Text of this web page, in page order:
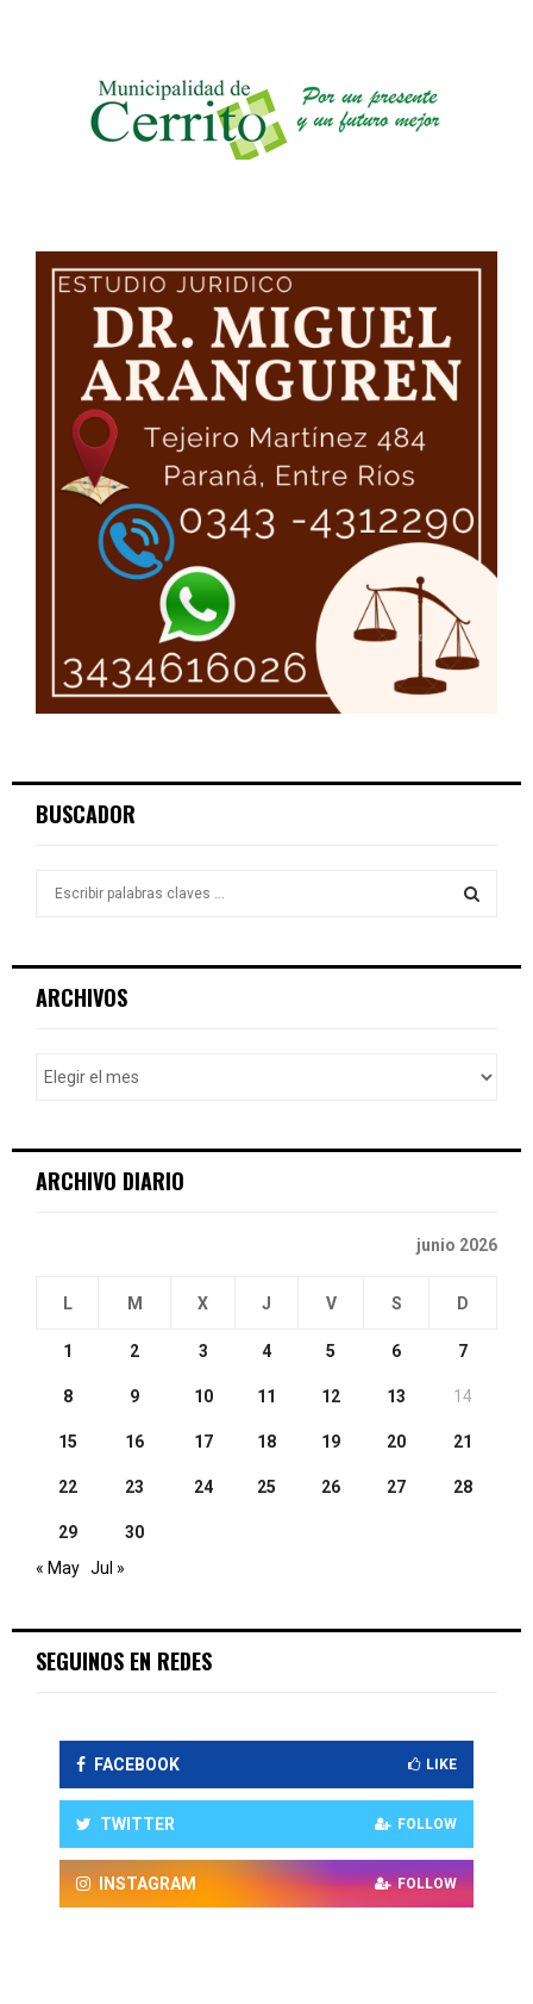
BUSCADOR
h
ARCHIVOS
ARCHIVO DIARIO
junio 2026
L M X J V S D
1 2 3 4 5 6 7
8 9 10 11 12 13 14
15 16 17 18 19 20 21
22 23 24 25 26 27 28
29
30
« May Jul »
SEGUINOS EN REDES
FACEBOOK LIKE
TWITTER FOLLOW
INSTAGRAM FOLLOW